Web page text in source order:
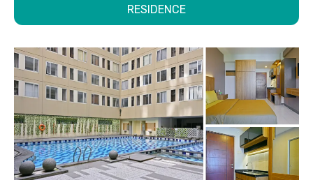
RESIDENCE